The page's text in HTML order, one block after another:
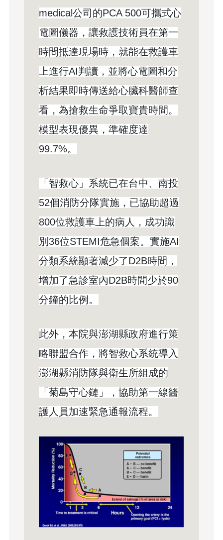
medical公司的PCA 500可攜式心
電圖儀器，讓救護技術員在第一
時間抵達現場時，就能在救護車
上進行AI判讀，並將心電圖和分
析結果即時傳送給心臟科醫師查
看，為搶救生命爭取寶貴時間。
模型表現優異，準確度達
99.7%。
「智救心」系統已在台中、南投
52個消防分隊實施，已協助超過
800位救護車上的病人，成功識
別36位STEMI危急個案。實施AI
分類系統顯著減少了D2B時間，
增加了急診室內D2B時間少於90
分鐘的比例。
此外，本院與澎湖縣政府進行策
略聯盟合作，將智救心系統導入
澎湖縣消防隊與衛生所組成的
「菊島守心鏈」，協助第一線醫
護人員加速緊急通報流程。